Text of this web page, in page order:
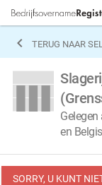
 TERUG NAAR
en
SORRY, U KUNT